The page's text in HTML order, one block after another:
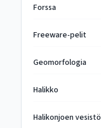
Forssa
Freeware-pelit
Geomorfologia
Halikko
Halikonjoen vesistö